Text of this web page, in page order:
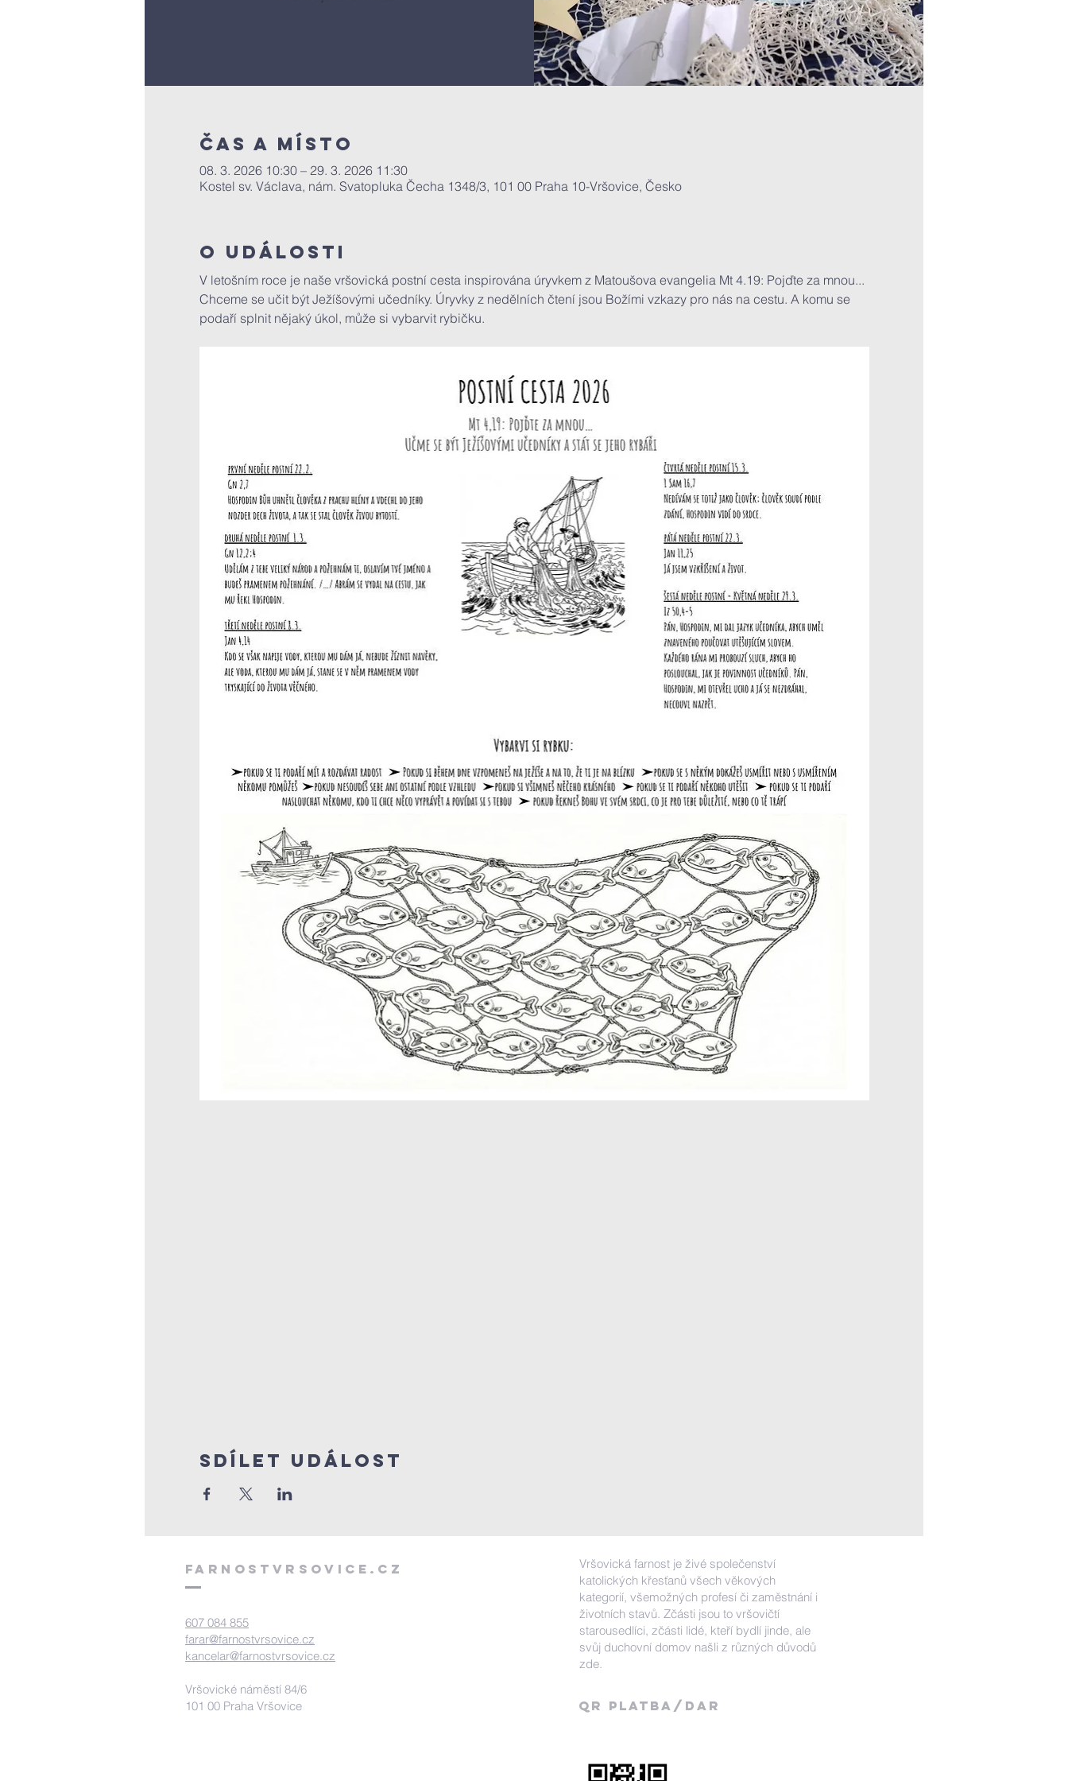
Čas a místo
08. 3. 2026 10:30 – 29. 3. 2026 11:30
Kostel sv. Václava, nám. Svatopluka Čecha 1348/3, 101 00 Praha 10-Vršovice, Česko
O události
V letošním roce je naše vršovická postní cesta inspirována úryvkem z Matoušova evangelia Mt 4.19: Pojďte za mnou...
Chceme se učit být Ježíšovými učedníky. Úryvky z nedělních čtení jsou Božími vzkazy pro nás na cestu. A komu se
podaří splnit nějaký úkol, může si vybarvit rybičku.
Sdílet událost
FArnostVrsovice.cz
607 084 855
farar@farnostvrsovice.cz
kancelar@farnostvrsovice.cz
Vršovické náměstí 84/6
101 00 Praha Vršovice
Vršovická farnost je živé společenství
katolických křesťanů všech věkových
kategorií, všemožných profesí či zaměstnání i
životních stavů. Zčásti jsou to vršovičtí
starousedlíci, zčásti lidé, kteří bydlí jinde, ale
svůj duchovní domov našli z různých důvodů
zde.
QR Platba/DAR